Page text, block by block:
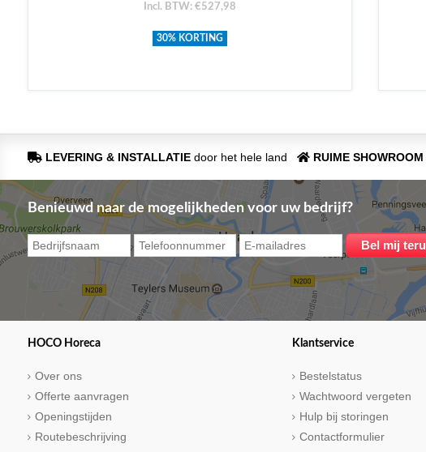
Incl. BTW: €527,98
30% KORTING
LEVERING & INSTALLATIEdoor het hele land RUIME SHOWROOM
Benieuwd naar de mogelijkheden voor uw bedrijf?
HOCO Horeca
Over ons
Offerte aanvragen
Openingstijden
Routebeschrijving
Klantservice
Bestelstatus
Wachtwoord vergeten
Hulp bij storingen
Contactformulier